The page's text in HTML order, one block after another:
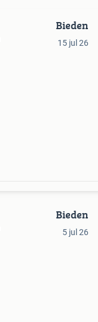
Bieden
15 jul 26
Bieden
5 jul 26